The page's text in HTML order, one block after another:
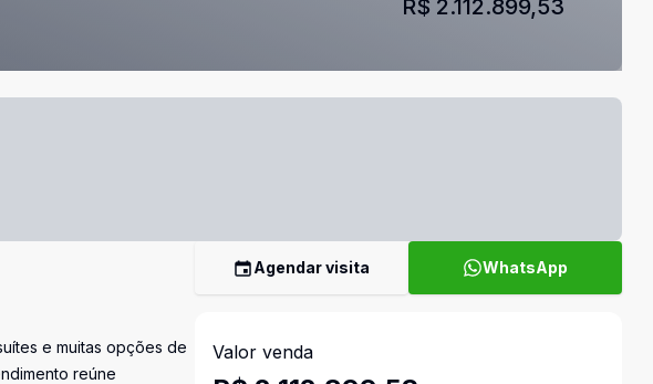
R$ 2.112.899,53
e muitas opções de
reúne
Agendar visita WhatsApp
Valor venda